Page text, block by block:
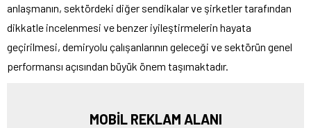
anlaşmanın, sektördeki diğer sendikalar ve şirketler tarafından
dikkatle incelenmesi ve benzer iyileştirmelerin hayata
geçirilmesi, demiryolu çalışanlarının geleceği ve sektörün genel
performansı açısından büyük önem taşımaktadır.
MOBİL REKLAM ALANI